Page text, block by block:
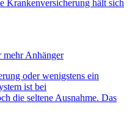
Krankenversicherung hält sich
Anhänger
oder wenigstens ein
ist bei
die seltene Ausnahme. Das